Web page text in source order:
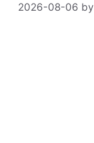
2026-08-06 by